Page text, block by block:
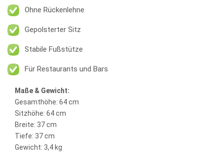
Ohne Rückenlehne
Gepolsterter Sitz
Stabile Fußstütze
Für Restaurants und Bars
Maße & Gewicht:
Gesamthöhe: 64 cm
Sitzhöhe: 64 cm
Breite: 37 cm
Tiefe: 37 cm
Gewicht: 3,4 kg